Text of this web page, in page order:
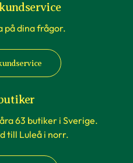
på dina frågor.
63 butiker i Sverige.
till Luleå i norr.